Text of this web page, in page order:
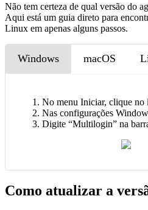
Não tem certeza de qual versão do
Aqui está um guia direto para
Linux em apenas alguns passos.
Windows macOS
No menu Iniciar, clique no
Nas configurações
Digite “Multilogin” na
Como atualizar a